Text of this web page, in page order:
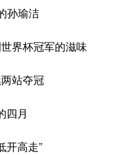
孙瑜洁
界杯冠军的滋味
站夺冠
四月
开高走”